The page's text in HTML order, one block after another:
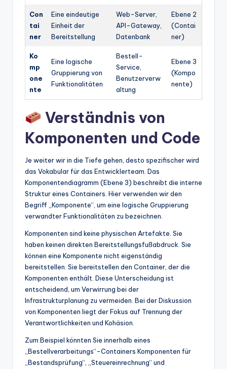
Con
tai
ner
Eine eindeutige
Einheit der
Bereitstellung
Web-Server,
API-Gateway,
Datenbank
Ebene 2
(Contai
ner)
Ko
mp
one
nte
Eine logische
Gruppierung von
Funktionalitäten
Bestell-
Service,
Benutzerverw
altung
Ebene 3
(Kompo
nente)
Verständnis von
Komponenten und Code
Je weiter wir in die Tiefe gehen, desto spezifischer wird
das Vokabular für das Entwicklerteam. Das
Komponentendiagramm (Ebene 3) beschreibt die interne
Struktur eines Containers. Hier verwenden wir den
Begriff „Komponente“, um eine logische Gruppierung
verwandter Funktionalitäten zu bezeichnen.
Komponenten sind keine physischen Artefakte. Sie
haben keinen direkten Bereitstellungsfußabdruck. Sie
können eine Komponente nicht eigenständig
bereitstellen. Sie bereitstellen den Container, der die
Komponenten enthält. Diese Unterscheidung ist
entscheidend, um Verwirrung bei der
Infrastrukturplanung zu vermeiden. Bei der Diskussion
von Komponenten liegt der Fokus auf Trennung der
Verantwortlichkeiten und Kohäsion.
Zum Beispiel könnten Sie innerhalb eines
„Bestellverarbeitungs“-Containers Komponenten für
„Bestandsprüfung“, „Steuereinrechnung“ und